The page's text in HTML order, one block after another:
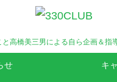
と高橋美三男による自ら企画＆指
せ キ